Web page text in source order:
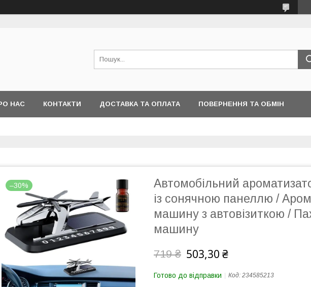
НАС КОНТАКТИ ДОСТАВКА ТА ОПЛАТА ПОВЕРНЕННЯ ТА ОБМІН
–30%
Автомобільний
із сонячною панеллю /
машину з автовізиткою /
машину
719 ₴ 503,30 ₴
Готово до відправки Код: 234585213